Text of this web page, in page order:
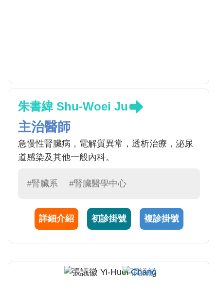
朱書緯 Shu-Woei Ju
主治醫師
急慢性腎臟病，電解質異常，透析治療，泌尿
道感染及其他一般內科。
#腎臟系 #腎臟醫學中心
詳細介紹 初診掛號 複診掛號